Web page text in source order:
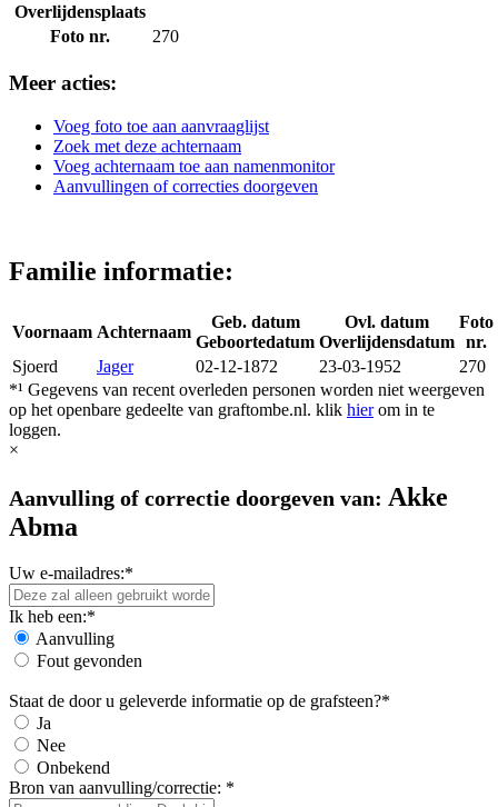
Overlijdensplaats
Foto nr.
270
Meer acties:
Voeg foto toe aan aanvraaglijst
Zoek met deze achternaam
Voeg achternaam toe aan namenmonitor
Aanvullingen of correcties doorgeven
Familie informatie:
Voornaam Achternaam
Geb. datum
Geboortedatum
Ovl. datum
Overlijdensdatum
Foto
nr.
Sjoerd
Jager 02-12-1872 23-03-1952
270
*¹ Gegevens van recent overleden personen worden niet weergeven
op het openbare gedeelte van graftombe.nl. klik hierom in te
loggen.
×
Aanvulling of correctie doorgeven van: Akke
Abma
Uw e-mailadres:*
Ik heb een:*
Aanvulling
Fout gevonden
Staat de door u geleverde informatie op de grafsteen?*
Ja
Nee
Onbekend
Bron van aanvulling/correctie: *